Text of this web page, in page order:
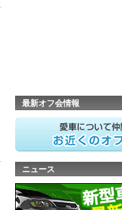
最新オフ会情報
ニュース